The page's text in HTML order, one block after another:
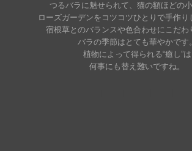
つるバラに魅せられて、猫の額ほどの
ローズガーデンをコツコツひとりで手作り
宿根草とのバランスや色合わせにこだわ
バラの季節はとても華やかです。
植物によって得られる“癒し”は
何事にも替え難いですね。